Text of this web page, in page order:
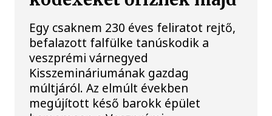
Egy csaknem 230 éves feliratot rejtő,
befalazott falfülke tanúskodik a
veszprémi várnegyed
Kisszemináriumának gazdag
múltjáról. Az elmúlt években
megújított késő barokk épület